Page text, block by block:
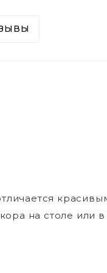
на столе или в